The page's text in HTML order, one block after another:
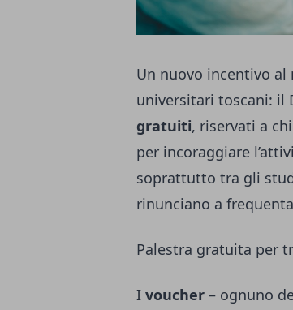
Un nuovo incentivo
universitari toscani: il
gratuiti, riservati a
per incoraggiare
soprattutto tra gli
rinunciano a
Palestra gratuita per
I voucher – ognuno